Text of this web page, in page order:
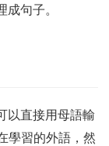
句子。
以直接用母語輸
學習的外語，然